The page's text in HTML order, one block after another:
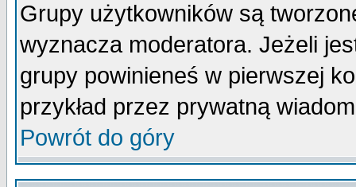
Grupy użytkowników są
wyznacza moderatora. Jeżeli
grupy powinieneś w pierwszej
przykład przez prywatną
Powrót do góry